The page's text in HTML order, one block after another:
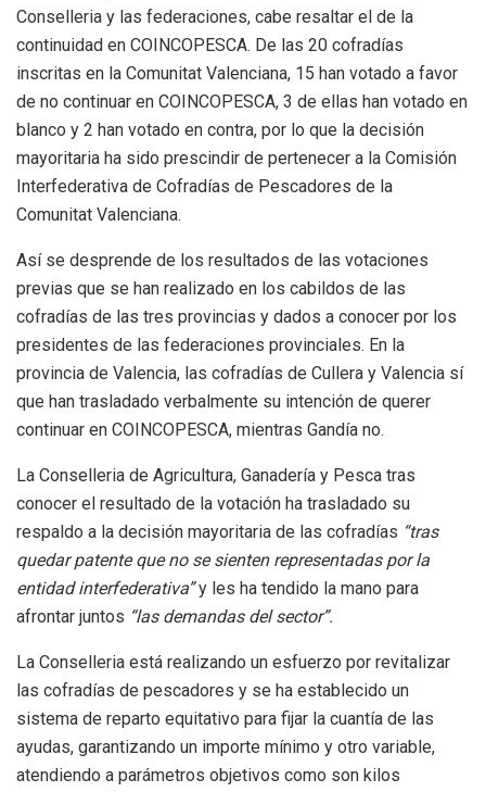
Conselleria y las federaciones, cabe resaltar el de la
continuidad en COINCOPESCA. De las 20 cofradías
inscritas en la Comunitat Valenciana, 15 han votado a favor
de no continuar en COINCOPESCA, 3 de ellas han votado en
blanco y 2 han votado en contra, por lo que la decisión
mayoritaria ha sido prescindir de pertenecer a la Comisión
Interfederativa de Cofradías de Pescadores de la
Comunitat Valenciana.
Así se desprende de los resultados de las votaciones
previas que se han realizado en los cabildos de las
cofradías de las tres provincias y dados a conocer por los
presidentes de las federaciones provinciales. En la
provincia de Valencia, las cofradías de Cullera y Valencia sí
que han trasladado verbalmente su intención de querer
continuar en COINCOPESCA, mientras Gandía no.
La Conselleria de Agricultura, Ganadería y Pesca tras
conocer el resultado de la votación ha trasladado su
respaldo a la decisión mayoritaria de las cofradías “tras
quedar patente que no se sienten representadas por la
entidad interfederativa”y les ha tendido la mano para
afrontar juntos “las demandas del sector”.
La Conselleria está realizando un esfuerzo por revitalizar
las cofradías de pescadores y se ha establecido un
sistema de reparto equitativo para fijar la cuantía de las
ayudas, garantizando un importe mínimo y otro variable,
atendiendo a parámetros objetivos como son kilos